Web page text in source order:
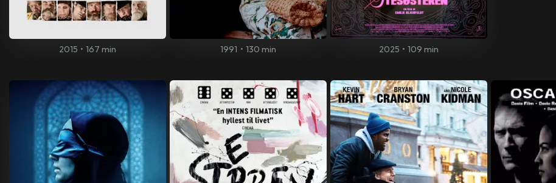
2015 • 167 min 1991 • 130 min 2025 • 109 min